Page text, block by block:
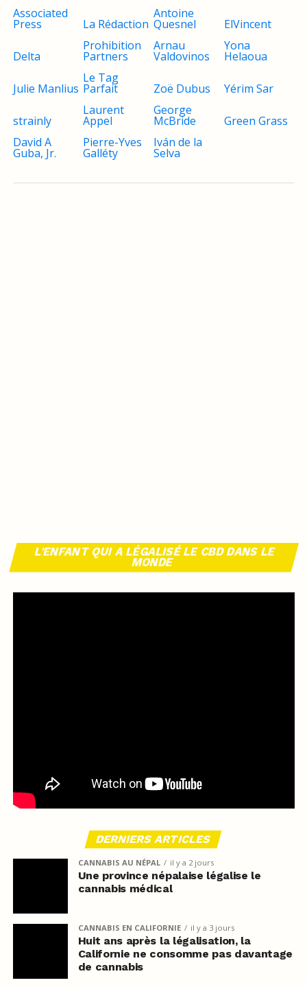
Associated
Press La Rédaction
Antoine
Quesnel ElVincent
Delta
Prohibition
Partners
Arnau
Valdovinos
Yona
Helaoua
Julie Manlius
Le Tag
Parfait Zoë Dubus Yérim Sar
strainly
Laurent
Appel
George
McBride
Green Grass
David A
Guba, Jr.
Pierre-Yves
Galléty
Iván de la
Selva
L’ENFANT QUI A LÉGALISÉ LE CBD DANS LE
MONDE
DERNIERS ARTICLES
CANNABIS AU NÉPAL il y a 2 jours
Une province népalaise légalise le
cannabis médical
CANNABIS EN CALIFORNIE il y a 3 jours
Huit ans après la légalisation, la
Californie ne consomme pas davantage
de cannabis